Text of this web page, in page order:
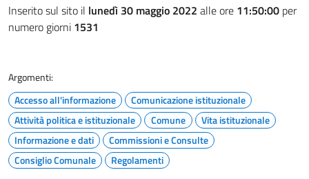
Inserito sul sito il lunedì 30 maggio 2022 alle ore 11:50:00 per
numero giorni 1531
Argomenti:
Accesso all'informazione
Comunicazione istituzionale
Attività politica e istituzionale
Comune
Vita istituzionale
Informazione e dati
Commissioni e Consulte
Consiglio Comunale
Regolamenti